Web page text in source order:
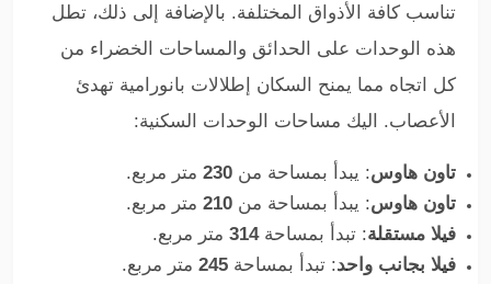
تناسب كافة الأذواق المختلفة. بالإضافة إلى ذلك، تطل
هذه الوحدات على الحدائق والمساحات الخضراء من
كل اتجاه مما يمنح السكان إطلالات بانورامية تهدئ
الأعصاب. ا ليك مساحات الوحدات السكنية:
تاون هاوس: يبدأ بمساحة من 230 متر مربع.
تاون هاوس: يبدأ بمساحة من 210 متر مربع.
فيلا مستقلة: تبدأ بمساحة314 متر مربع.
فيلا بجانب واحد: تبدأ بمساحة 245 متر مربع.